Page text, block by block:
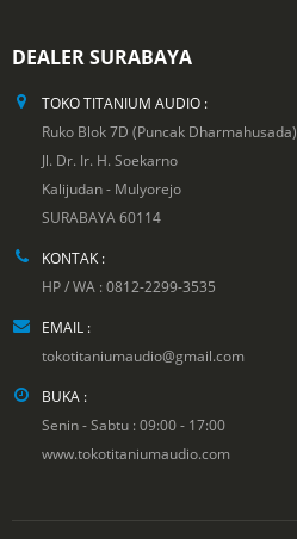
DEALER SURABAYA
TOKO TITANIUM AUDIO :
Ruko Blok 7D (Puncak Dharmahusada)
Jl. Dr. Ir. H. Soekarno
Kalijudan - Mulyorejo
SURABAYA 60114
KONTAK :
HP / WA : 0812-2299-3535
EMAIL :
tokotitaniumaudio@gmail.com
BUKA :
Senin - Sabtu : 09:00 - 17:00
www.tokotitaniumaudio.com